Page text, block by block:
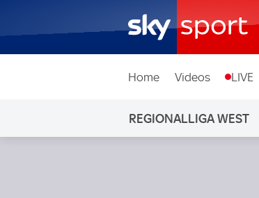
Home Videos LIVE
REGIONALLIGA WEST